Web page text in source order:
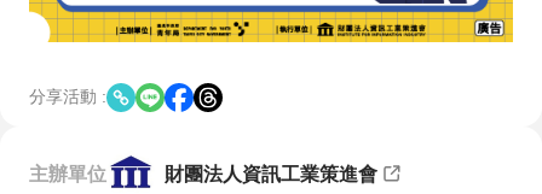
分享活動 :
主辦單位
財團法人資訊工業策進會